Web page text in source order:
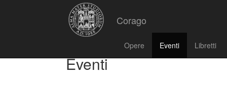
Corago
Opere Eventi Libretti
Eventi